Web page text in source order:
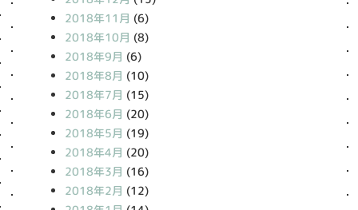
2018年11月 (6)
2018年10月 (8)
2018年9月 (6)
2018年8月 (10)
2018年7月 (15)
2018年6月 (20)
2018年5月 (19)
2018年4月 (20)
2018年3月 (16)
2018年2月 (12)